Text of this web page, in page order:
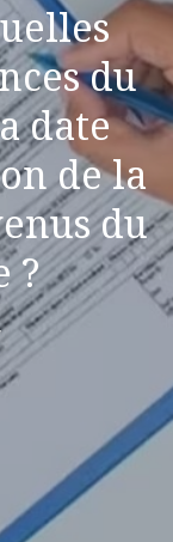
du
date
de la
du
?